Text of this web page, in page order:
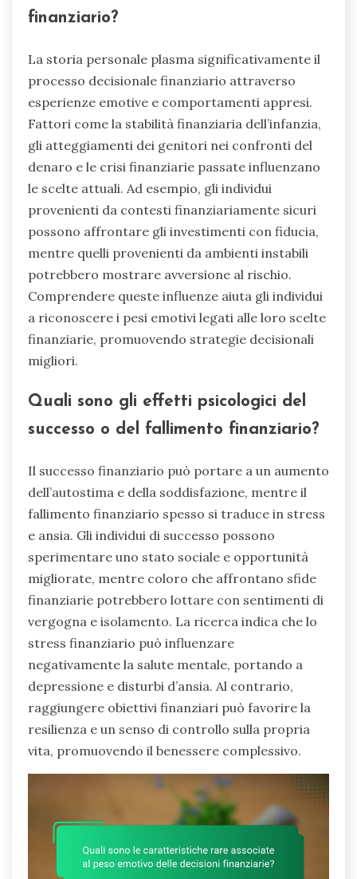
finanziario?
La storia personale plasma significativamente il
processo decisionale finanziario attraverso
esperienze emotive e comportamenti appresi.
Fattori come la stabilità finanziaria dell’infanzia,
gli atteggiamenti dei genitori nei confronti del
denaro e le crisi finanziarie passate influenzano
le scelte attuali. Ad esempio, gli individui
provenienti da contesti finanziariamente sicuri
possono affrontare gli investimenti con fiducia,
mentre quelli provenienti da ambienti instabili
potrebbero mostrare avversione al rischio.
Comprendere queste influenze aiuta gli individui
a riconoscere i pesi emotivi legati alle loro scelte
finanziarie, promuovendo strategie decisionali
migliori.
Quali sono gli effetti psicologici del
successo o del fallimento finanziario?
Il successo finanziario può portare a un aumento
dell’autostima e della soddisfazione, mentre il
fallimento finanziario spesso si traduce in stress
e ansia. Gli individui di successo possono
sperimentare uno stato sociale e opportunità
migliorate, mentre coloro che affrontano sfide
finanziarie potrebbero lottare con sentimenti di
vergogna e isolamento. La ricerca indica che lo
stress finanziario può influenzare
negativamente la salute mentale, portando a
depressione e disturbi d’ansia. Al contrario,
raggiungere obiettivi finanziari può favorire la
resilienza e un senso di controllo sulla propria
vita, promuovendo il benessere complessivo.